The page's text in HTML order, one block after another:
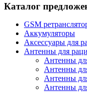
Каталог
GSM
Аккумуляторы
Аксессуары для
Антенны для
Антенны
Антенны
Антенны
Антенны